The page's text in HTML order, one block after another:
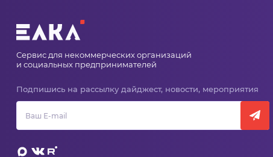
Сервис для некоммерческих организаций
и социальных предпринимателей
Подпишись на рассылку дайджест, новости, мероприятия